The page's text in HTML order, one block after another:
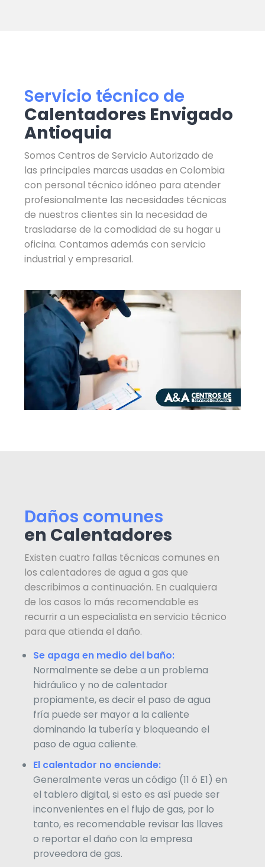
Servicio técnico de
Calentadores Envigado
Antioquia
Somos Centros de Servicio Autorizado de
las principales marcas usadas en Colombia
con personal técnico idóneo para atender
profesionalmente las necesidades técnicas
de nuestros clientes sin la necesidad de
trasladarse de la comodidad de su hogar u
oficina. Contamos además con servicio
industrial y empresarial.
Daños comunes
en Calentadores
Existen cuatro fallas técnicas comunes en
los calentadores de agua a gas que
describimos a continuación. En cualquiera
de los casos lo más recomendable es
recurrir a un especialista en servicio técnico
para que atienda el daño.
Se apaga en medio del baño:
Normalmente se debe a un problema
hidráulico y no de calentador
propiamente, es decir el paso de agua
fría puede ser mayor a la caliente
dominando la tubería y bloqueando el
paso de agua caliente.
El calentador no enciende:
Generalmente veras un código (11 ó E1) en
el tablero digital, si esto es así puede ser
inconvenientes en el flujo de gas, por lo
tanto, es recomendable revisar las llaves
o reportar el daño con la empresa
proveedora de gas.